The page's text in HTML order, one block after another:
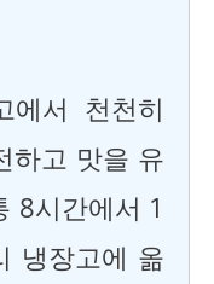
에서 천천히
하고 맛을 유
8시간에서 1
냉장고에 옮